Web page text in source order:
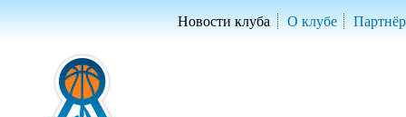
Новости клуба О клубе